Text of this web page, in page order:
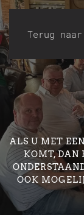
Terug
ALS U MET
KOMT, DAN
OOK